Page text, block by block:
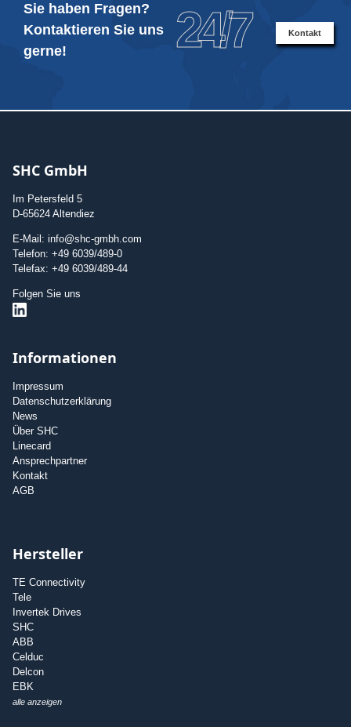
Sie haben Fragen?
Kontaktieren Sie uns
gerne!
24/7 Kontakt
SHC GmbH
Im Petersfeld 5
D-65624 Altendiez
E-Mail: info@shc-gmbh.com
Telefon: +49 6039/489-0
Telefax: +49 6039/489-44
Folgen Sie uns
Informationen
Impressum
Datenschutzerklärung
News
Über SHC
Linecard
Ansprechpartner
Kontakt
AGB
Hersteller
TE Connectivity
Tele
Invertek Drives
SHC
ABB
Celduc
Delcon
EBK
alle anzeigen